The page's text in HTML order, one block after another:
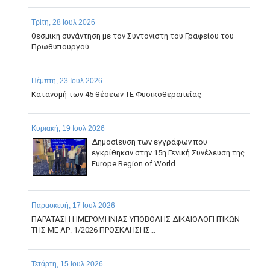
Τρίτη, 28 Ιουλ 2026
θεσμική συνάντηση με τον Συντονιστή του Γραφείου του
Πρωθυπουργού
Πέμπτη, 23 Ιουλ 2026
Κατανομή των 45 θέσεων ΤΕ Φυσικοθεραπείας
Κυριακή, 19 Ιουλ 2026
Δημοσίευση των εγγράφων που
εγκρίθηκαν στην 15η Γενική Συνέλευση της
Europe Region of World...
Παρασκευή, 17 Ιουλ 2026
ΠΑΡΑΤΑΣΗ ΗΜΕΡΟΜΗΝΙΑΣ ΥΠΟΒΟΛΗΣ ΔΙΚΑΙΟΛΟΓΗΤΙΚΩΝ
ΤΗΣ ΜΕ ΑΡ. 1/2026 ΠΡΟΣΚΛΗΣΗΣ...
Τετάρτη, 15 Ιουλ 2026